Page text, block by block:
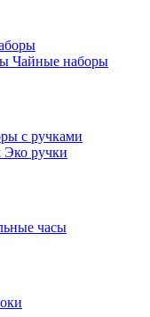
Чайные наборы
с ручками
Эко ручки
часы